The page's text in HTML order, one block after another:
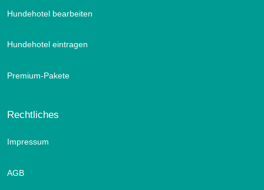
Hundehotel bearbeiten
Hundehotel eintragen
Premium-Pakete
Rechtliches
Impressum
AGB